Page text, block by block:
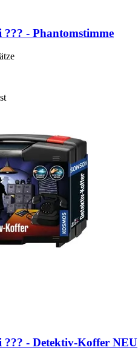
??? -​ Phantomstimme
??? -​ Detektiv-​Koffer NEU